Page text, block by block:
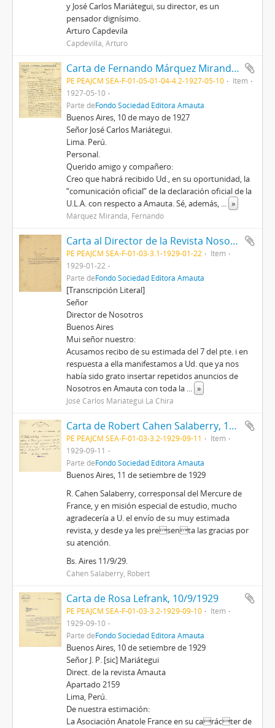
y José Carlos Mariátegui, su director, es un
pensador dignísimo.
Arturo Capdevila
Capdevilla, Arturo
Carta de Fernando Márquez Miranda, 10/5/1927
PE PEAJCM SEA-F-01-05-01-04-4.2-1927-05-10
Item
1927-05-10
Parte deFondo Sociedad Editora Amauta
Buenos Aires, 10 de mayo de 1927
Señor José Carlos Mariátegui.
Lima. Perú.
Personal.
Querido amigo y compañero:
Creo que habrá recibido Ud., en su oportunidad, la
“comunicación oficial” de la declaración oficial de la
U.L.A. con respecto a Amauta. Sé, además, ... »
Márquez Miranda, Fernando
Carta al Director de la Revista Nosotros (Sanín Cano), 22/1/1929
PE PEAJCM SEA-F-01-03-3.1-1929-01-22
Item
1929-01-22
Parte deFondo Sociedad Editora Amauta
[Transcripción Literal]
Señor
Director de Nosotros
Buenos Aires
Mui señor nuestro:
Acusamos recibo de su estimada del 7 del pte. i en
respuesta a ella manifestamos a Ud. que ya nos
había sido grato insertar repetidos anuncios de
Nosotros en Amauta con toda la ... »
José Carlos Mariátegui La Chira
Carta de Robert Cahen Salaberry, 11/9/1929
PE PEAJCM SEA-F-01-03-3.2-1929-09-11
Item
1929-09-11
Parte deFondo Sociedad Editora Amauta
Buenos Aires, 11 de setiembre de 1929
R. Cahen Salaberry, corresponsal del Mercure de
France, y en misión especial de estudio, mucho
agradecería a U. el envío de su muy estimada
revista, y desde ya les presenta las gracias por
su atención.
Bs. Aires 11/9/29.
Cahen Salaberry, Robert
Carta de Rosa Lefrank, 10/9/1929
PE PEAJCM SEA-F-01-03-3.2-1929-09-10
Item
1929-09-10
Parte deFondo Sociedad Editora Amauta
Buenos Aires, 10 de setiembre de 1929
Señor J. P. [sic] Mariátegui
Direct. de la revista Amauta
Apartado 2159
Lima, Perú.
De nuestra estimación:
La Asociación Anatole France en su carácter de